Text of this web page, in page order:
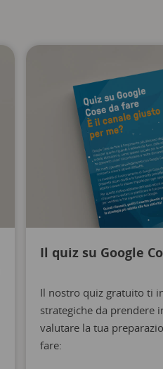
Il quiz su Google
Il nostro quiz gratuito ti
strategiche da prendere
valutare la tua
fare: